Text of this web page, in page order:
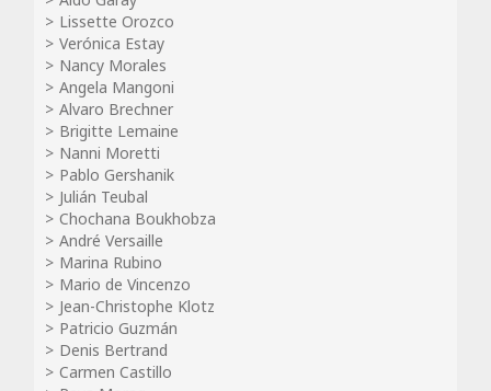
Lissette Orozco
Verónica Estay
Nancy Morales
Angela Mangoni
Alvaro Brechner
Brigitte Lemaine
Nanni Moretti
Pablo Gershanik
Julián Teubal
Chochana Boukhobza
André Versaille
Marina Rubino
Mario de Vincenzo
Jean-Christophe Klotz
Patricio Guzmán
Denis Bertrand
Carmen Castillo